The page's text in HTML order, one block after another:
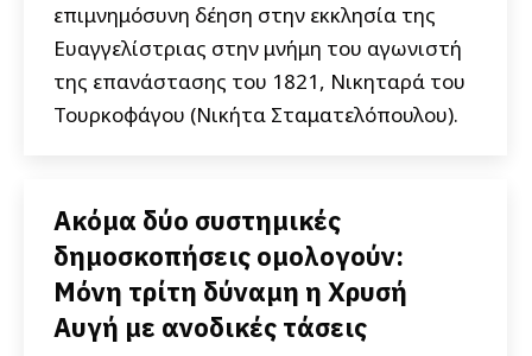
επιμνημόσυνη δέηση στην εκκλησία της
Ευαγγελίστριας στην μνήμη του αγωνιστή
της επανάστασης του 1821, Νικηταρά του
Τουρκοφάγου (Νικήτα Σταματελόπουλου).
Ακόμα δύο συστημικές
δημοσκοπήσεις ομολογούν:
Μόνη τρίτη δύναμη η Χρυσή
Αυγή με ανοδικές τάσεις